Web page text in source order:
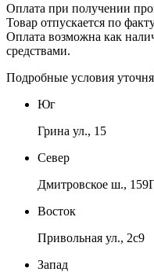
Оплата при получении
Товар отпускается по
Оплата возможна как
средствами.
Подробные условия
Юг
Грина ул., 15
Север
Дмитровское ш.,
Восток
Привольная ул., 2с9
Запад